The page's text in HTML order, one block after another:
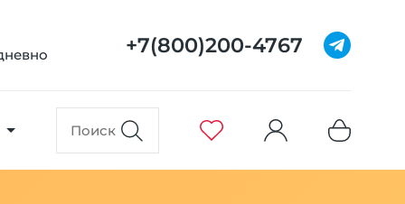
+7(800)200-4767